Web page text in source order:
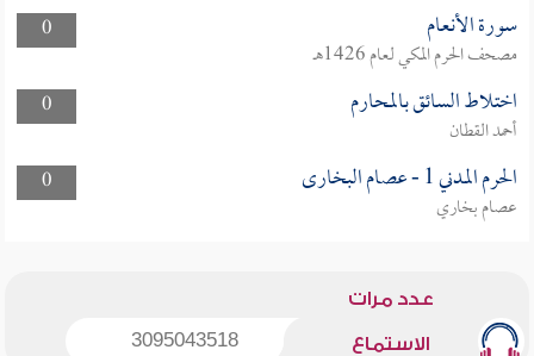
0
سورة الأنعام
مصحف الحرم المكي لعام 1426هـ
0
اختلاط السائق بالمحارم
أحمد القطان
0
الحرم المدني 1 - عصام البخارى
عصام بخاري
عدد مرات
الاستماع 3095043518